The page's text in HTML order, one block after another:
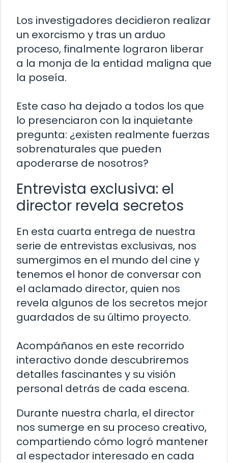
Los investigadores decidieron realizar
un exorcismo y tras un arduo
proceso, finalmente lograron liberar
a la monja de la entidad maligna que
la poseía.
Este caso ha dejado a todos los que
lo presenciaron con la inquietante
pregunta: ¿existen realmente fuerzas
sobrenaturales que pueden
apoderarse de nosotros?
Entrevista exclusiva: el
director revela secretos
En esta cuarta entrega de nuestra
serie de entrevistas exclusivas, nos
sumergimos en el mundo del cine y
tenemos el honor de conversar con
el aclamado director, quien nos
revela algunos de los secretos mejor
guardados de su último proyecto.
Acompáñanos en este recorrido
interactivo donde descubriremos
detalles fascinantes y su visión
personal detrás de cada escena.
Durante nuestra charla, el director
nos sumerge en su proceso creativo,
compartiendo cómo logró mantener
al espectador interesado en cada